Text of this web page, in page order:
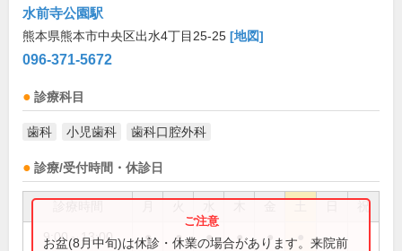
水前寺公園駅
熊本県熊本市中央区出水4丁目25-25 [地図]
096-371-5672
診療科目
歯科 小児歯科 歯科口腔外科
診療/受付時間・休診日
祝
9:00～13:00 ● ● ● ● ●
お盆(8月中旬)は休診・休業の場合があります。来院前